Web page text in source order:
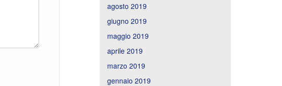
agosto 2019
giugno 2019
maggio 2019
aprile 2019
marzo 2019
gennaio 2019